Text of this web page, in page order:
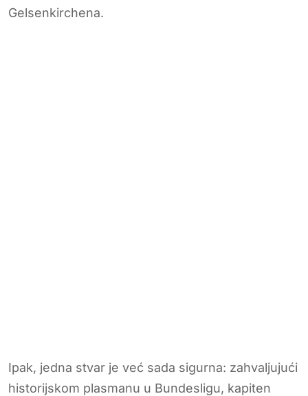
Gelsenkirchena.
Ipak, jedna stvar je već sada sigurna: zahvaljujući
historijskom plasmanu u Bundesligu, kapiten